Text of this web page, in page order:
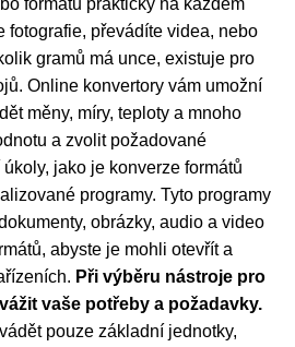
fotografie, převádíte videa, nebo
gramů má unce, existuje pro
Online konvertory vám umožní
měny, míry, teploty a mnoho
a zvolit požadované
jako je konverze formátů
programy. Tyto programy
obrázky, audio a video
abyste je mohli otevřít a
Při výběru nástroje pro
vaše potřeby a požadavky.
pouze základní jednotky,